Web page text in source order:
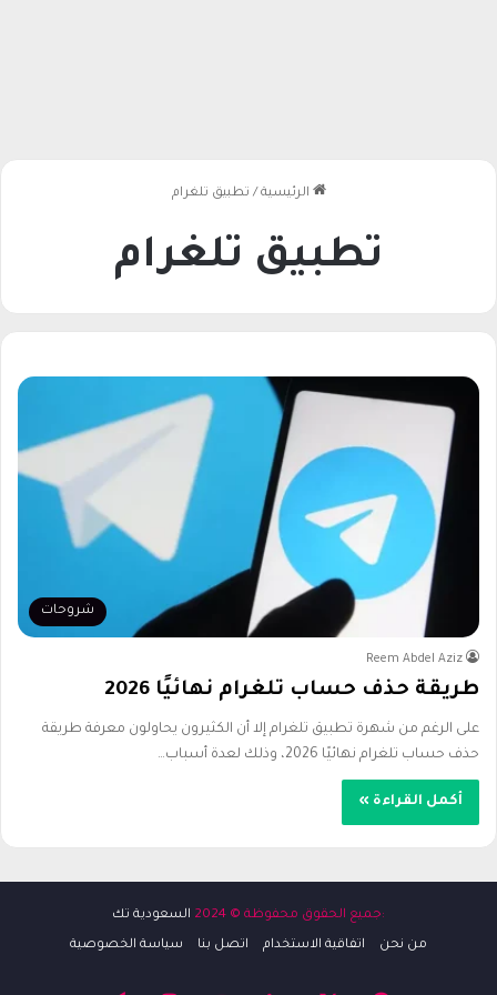
الرئيسية / تطبيق تلغرام
تطبيق تلغرام
شروحات
Reem Abdel Aziz
طريقة حذف حساب تلغرام نهائيًا 2026
على الرغم من شهرة تطبيق تلغرام إلا أن الكثيرون يحاولون معرفة طريقة
حذف حساب تلغرام نهائيًا 2026، وذلك لعدة أسباب…
أكمل القراءة »
:جميع الحقوق محفوظة © 2024 السعودية تك
من نحن اتفاقية الاستخدام اتصل بنا سياسة الخصوصية